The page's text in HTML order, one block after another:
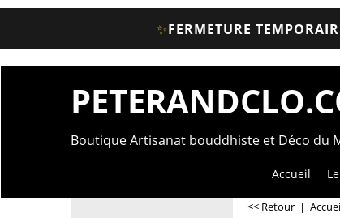
✨FERMETURE
Boutique Artisanat bouddhiste et Déco du
Accueil
<< Retour |